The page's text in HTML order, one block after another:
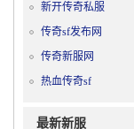
新开传奇私服
传奇sf发布网
传奇新服网
热血传奇sf
最新新服